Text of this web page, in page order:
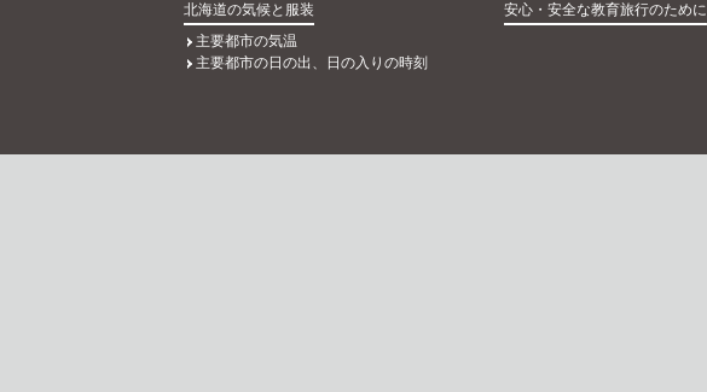
北海道の気候と服装
主要都市の気温
主要都市の日の出、日の入りの時刻
安心・安全な教育旅行のために